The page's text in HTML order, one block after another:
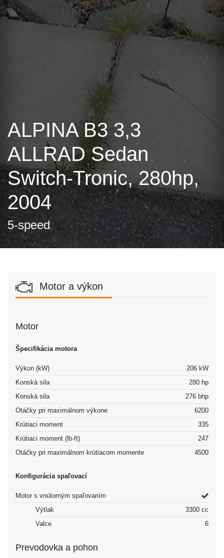
ALPINA B3 3,3
ALLRAD Sedan
Switch-Tronic, 280hp,
2004
5-speed
Motor a výkon
Motor
Špecifikácia motora
Výkon (kW)
206 kW
Konská sila
280 hp
Konská sila
276 bhp
Otáčky pri maximálnom výkone
6200
Krútiaci moment
335
Krútiaci moment (lb-ft)
247
Otáčky pri maximálnom krútiacom momente
4500
Konfigurácia spaľovací
Motor s vnútorným spaľovaním
Výtlak
3300 cc
Valce
6
Prevodovka a pohon